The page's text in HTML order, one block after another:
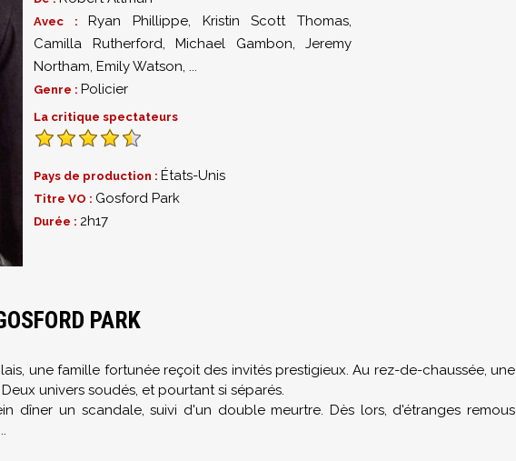
Avec : Ryan Phillippe, Kristin Scott Thomas,
Camilla Rutherford, Michael Gambon, Jeremy
Northam, Emily Watson, ...
Genre : Policier
La critique spectateurs
Pays de production : États-Unis
Titre VO : Gosford Park
Durée : 2h17
PARK
une famille fortunée reçoit des invités prestigieux. Au rez-de-chaussée, une
univers soudés, et pourtant si séparés.
dîner un scandale, suivi d'un double meurtre. Dès lors, d'étranges remous